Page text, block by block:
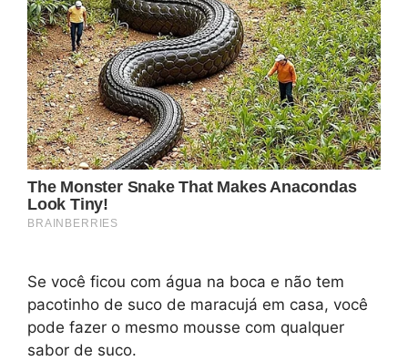
Se você ficou com água na boca e não tem
pacotinho de suco de maracujá em casa, você
pode fazer o mesmo mousse com qualquer
sabor de suco.